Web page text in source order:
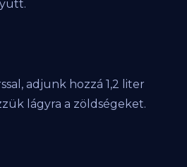
adjunk hozzá 1,2 liter
lágyra a zöldségeket.